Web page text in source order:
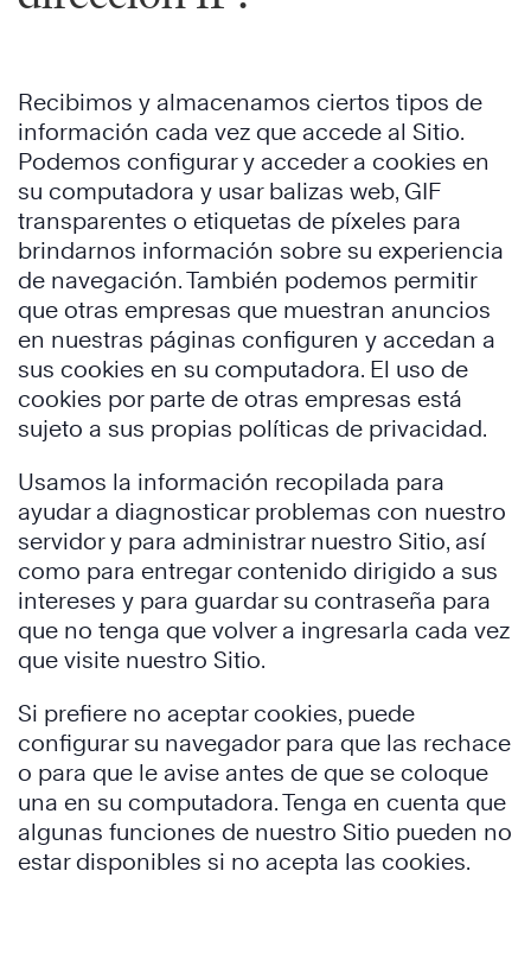
Recibimos y almacenamos ciertos tipos de
información cada vez que accede al Sitio.
Podemos configurar y acceder a cookies en
su computadora y usar balizas web, GIF
transparentes o etiquetas de píxeles para
brindarnos información sobre su experiencia
de navegación. También podemos permitir
que otras empresas que muestran anuncios
en nuestras páginas configuren y accedan a
sus cookies en su computadora. El uso de
cookies por parte de otras empresas está
sujeto a sus propias políticas de privacidad.
Usamos la información recopilada para
ayudar a diagnosticar problemas con nuestro
servidor y para administrar nuestro Sitio, así
como para entregar contenido dirigido a sus
intereses y para guardar su contraseña para
que no tenga que volver a ingresarla cada vez
que visite nuestro Sitio.
Si prefiere no aceptar cookies, puede
configurar su navegador para que las rechace
o para que le avise antes de que se coloque
una en su computadora. Tenga en cuenta que
algunas funciones de nuestro Sitio pueden no
estar disponibles si no acepta las cookies.